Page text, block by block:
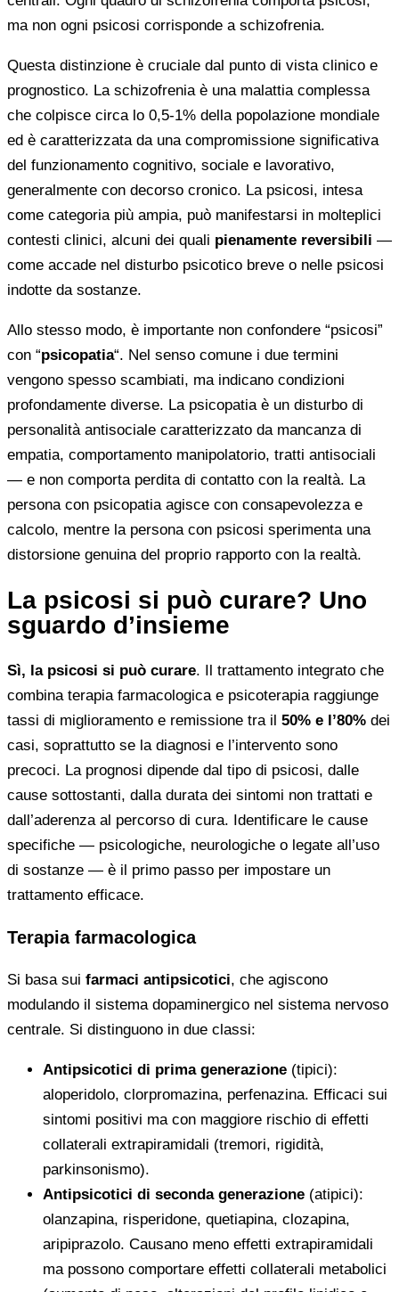
ma non ogni psicosi corrisponde a schizofrenia.
Questa distinzione è cruciale dal punto di vista clinico e
prognostico. La schizofrenia è una malattia complessa
che colpisce circa lo 0,5-1% della popolazione mondiale
ed è caratterizzata da una compromissione significativa
del funzionamento cognitivo, sociale e lavorativo,
generalmente con decorso cronico. La psicosi, intesa
come categoria più ampia, può manifestarsi in molteplici
contesti clinici, alcuni dei quali pienamente reversibili —
come accade nel disturbo psicotico breve o nelle psicosi
indotte da sostanze.
Allo stesso modo, è importante non confondere “psicosi”
con “psicopatia“. Nel senso comune i due termini
vengono spesso scambiati, ma indicano condizioni
profondamente diverse. La psicopatia è un disturbo di
personalità antisociale caratterizzato da mancanza di
empatia, comportamento manipolatorio, tratti antisociali
— e non comporta perdita di contatto con la realtà. La
persona con psicopatia agisce con consapevolezza e
calcolo, mentre la persona con psicosi sperimenta una
distorsione genuina del proprio rapporto con la realtà.
La psicosi si può curare? Uno
sguardo d’insieme
Sì, la psicosi si può curare. Il trattamento integrato che
combina terapia farmacologica e psicoterapia raggiunge
tassi di miglioramento e remissione tra il 50% e l’80% dei
casi, soprattutto se la diagnosi e l’intervento sono
precoci. La prognosi dipende dal tipo di psicosi, dalle
cause sottostanti, dalla durata dei sintomi non trattati e
dall’aderenza al percorso di cura. Identificare le cause
specifiche — psicologiche, neurologiche o legate all’uso
di sostanze — è il primo passo per impostare un
trattamento efficace.
Terapia farmacologica
Si basa sui farmaci antipsicotici, che agiscono
modulando il sistema dopaminergico nel sistema nervoso
centrale. Si distinguono in due classi:
Antipsicotici di prima generazione (tipici):
aloperidolo, clorpromazina, perfenazina. Efficaci sui
sintomi positivi ma con maggiore rischio di effetti
collaterali extrapiramidali (tremori, rigidità,
parkinsonismo).
Antipsicotici di seconda generazione (atipici):
olanzapina, risperidone, quetiapina, clozapina,
aripiprazolo. Causano meno effetti extrapiramidali
ma possono comportare effetti collaterali metabolici